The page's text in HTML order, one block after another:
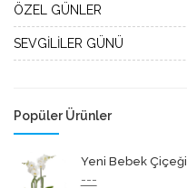
ÖZEL GÜNLER
SEVGİLİLER GÜNÜ
Popüler Ürünler
Yeni Bebek Çiçeği
---